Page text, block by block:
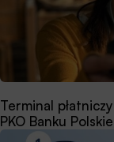
Terminal
PKO Banku